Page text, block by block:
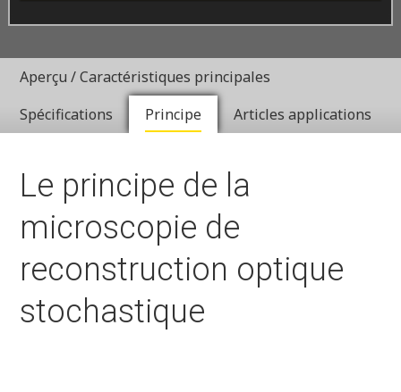
Aperçu / Caractéristiques principales
Spécifications
Principe Articles applications
Le principe de la
microscopie de
reconstruction optique
stochastique